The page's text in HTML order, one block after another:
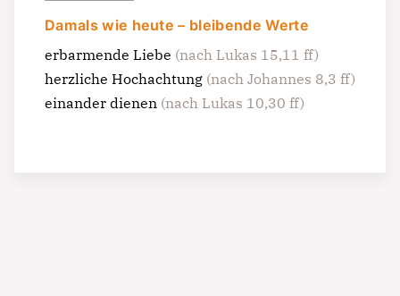
Damals wie heute – bleibende Werte
erbarmende Liebe (nach Lukas 15,11 ff)
herzliche Hochachtung (nach Johannes 8,3 ff)
einander dienen (nach Lukas 10,30 ff)